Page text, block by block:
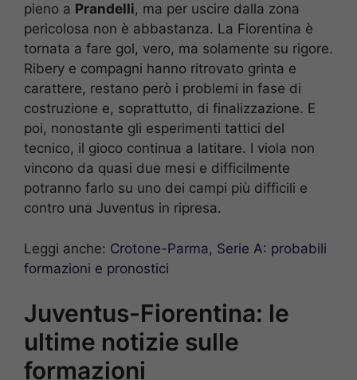
pieno a Prandelli, ma per uscire dalla zona
pericolosa non è abbastanza. La Fiorentina è
tornata a fare gol, vero, ma solamente su rigore.
Ribery e compagni hanno ritrovato grinta e
carattere, restano però i problemi in fase di
costruzione e, soprattutto, di finalizzazione. E
poi, nonostante gli esperimenti tattici del
tecnico, il gioco continua a latitare. I viola non
vincono da quasi due mesi e difficilmente
potranno farlo su uno dei campi più difficili e
contro una Juventus in ripresa.
Leggi anche: Crotone-Parma, Serie A: probabili
formazioni e pronostici
Juventus-Fiorentina: le
ultime notizie sulle
formazioni